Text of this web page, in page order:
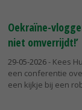
Oekraïne-
niet omverrijdt!’
29-05-2026- Kees
een conferentie
een kijkje bij een